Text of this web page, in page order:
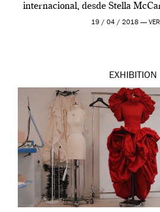
internacional, desde Stella
Westwood
19 / 04 / 2018 —
EXHIBITION